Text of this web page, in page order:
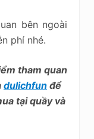
bên ngoài
phí nhé.
tham quan
dulichfun để
tại quầy và